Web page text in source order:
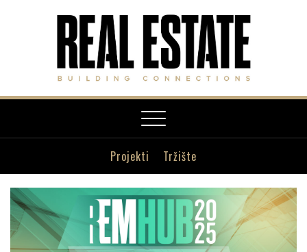
Toggle
navigation
Projekti Tržište